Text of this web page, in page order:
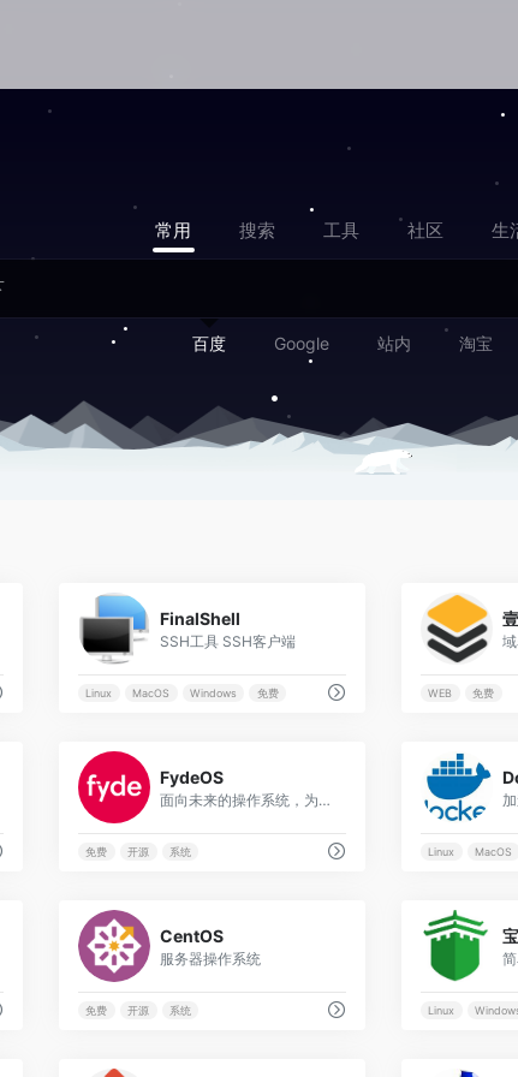
常用 搜索 工具 社区 生
百度 Google 站内 淘宝
FinalShell
SSH工具 SSH客户端
Linux MacOS Windows 免费 WEB 免费
FydeOS
面向未来的操作系统，为中国用户打造的 Chrome OS
免费 开源 系统 Linux MacOS
CentOS
服务器操作系统
免费 开源 系统 Linux